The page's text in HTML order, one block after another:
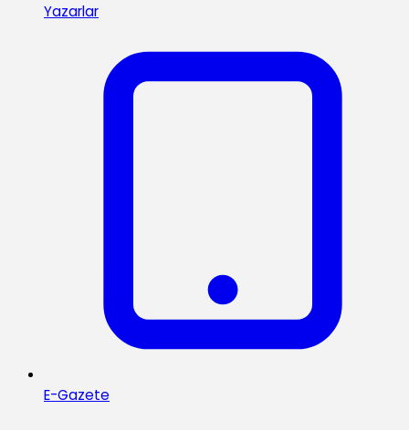
Yazarlar
E-Gazete